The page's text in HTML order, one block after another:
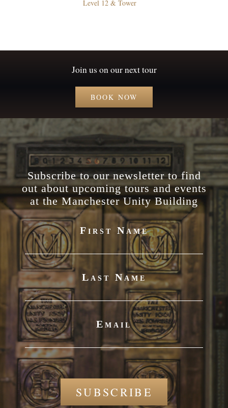
Level 12 & Tower
Join us on our next tour
BOOK NOW
Subscribe to our newsletter to find
out about upcoming tours and events
at the Manchester Unity Building
First Name
Last Name
Email
SUBSCRIBE